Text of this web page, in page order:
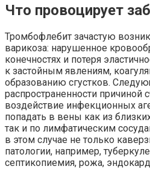
Что провоцирует
Тромбофлебит зачастую
варикоза: нарушенное
конечностях и потеря
к застойным явлениям,
образованию сгустков.
распространенности причиной
воздействие инфекционных
попадать в вены как из
так и по лимфатическим
в этом случае не только
патологии, например,
септикопиемия, рожа,